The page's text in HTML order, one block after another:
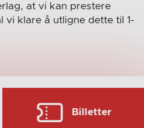
at vi kan prestere
vi klare å utligne dette til 1-
Billetter